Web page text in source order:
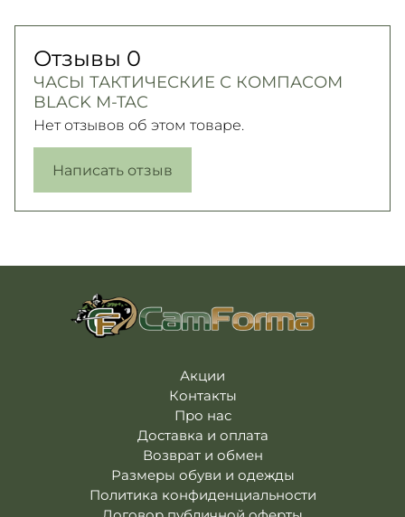
Отзывы 0
ЧАСЫ ТАКТИЧЕСКИЕ С КОМПАСОМ
BLACK M-TAC
Нет отзывов об этом товаре.
Написать отзыв
Акции
Контакты
Про нас
Доставка и оплата
Возврат и обмен
Размеры обуви и одежды
Политика конфиденциальности